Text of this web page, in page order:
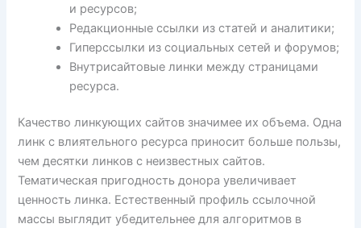
и ресурсов;
Редакционные ссылки из статей и аналитики;
Гиперссылки из социальных сетей и форумов;
Внутрисайтовые линки между страницами
ресурса.
Качество линкующих сайтов значимее их объема. Одна
линк с влиятельного ресурса приносит больше пользы,
чем десятки линков с неизвестных сайтов.
Тематическая пригодность донора увеличивает
ценность линка. Естественный профиль ссылочной
массы выглядит убедительнее для алгоритмов в